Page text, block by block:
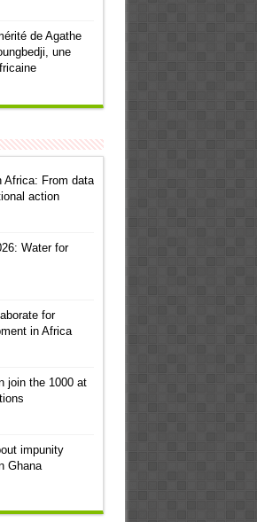
de Agathe
une
Africa: From data
action
Water for
for
in Africa
join the 1000 at
impunity
Ghana